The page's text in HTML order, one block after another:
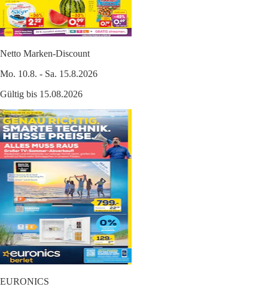
Netto Marken-Discount
Mo. 10.8. - Sa. 15.8.2026
Gültig bis 15.08.2026
EURONICS